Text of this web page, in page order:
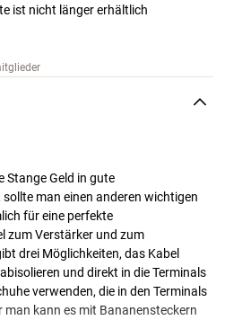
ist nicht länger erhältlich
Stange Geld in gute
man einen anderen wichtigen
für eine perfekte
zum Verstärker und zum
drei Möglichkeiten, das Kabel
und direkt in die Terminals
verwenden, die in den Terminals
kann es mit Bananensteckern